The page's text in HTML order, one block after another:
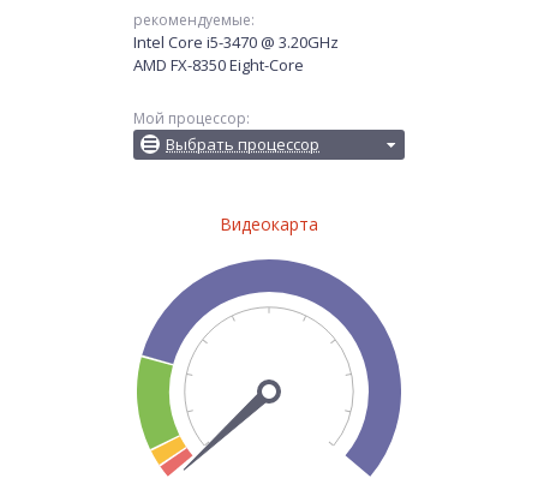
рекомендуемые:
Intel Core i5-3470 @ 3.20GHz
AMD FX-8350 Eight-Core
Мой процессор:
Выбрать процессор
Видеокарта